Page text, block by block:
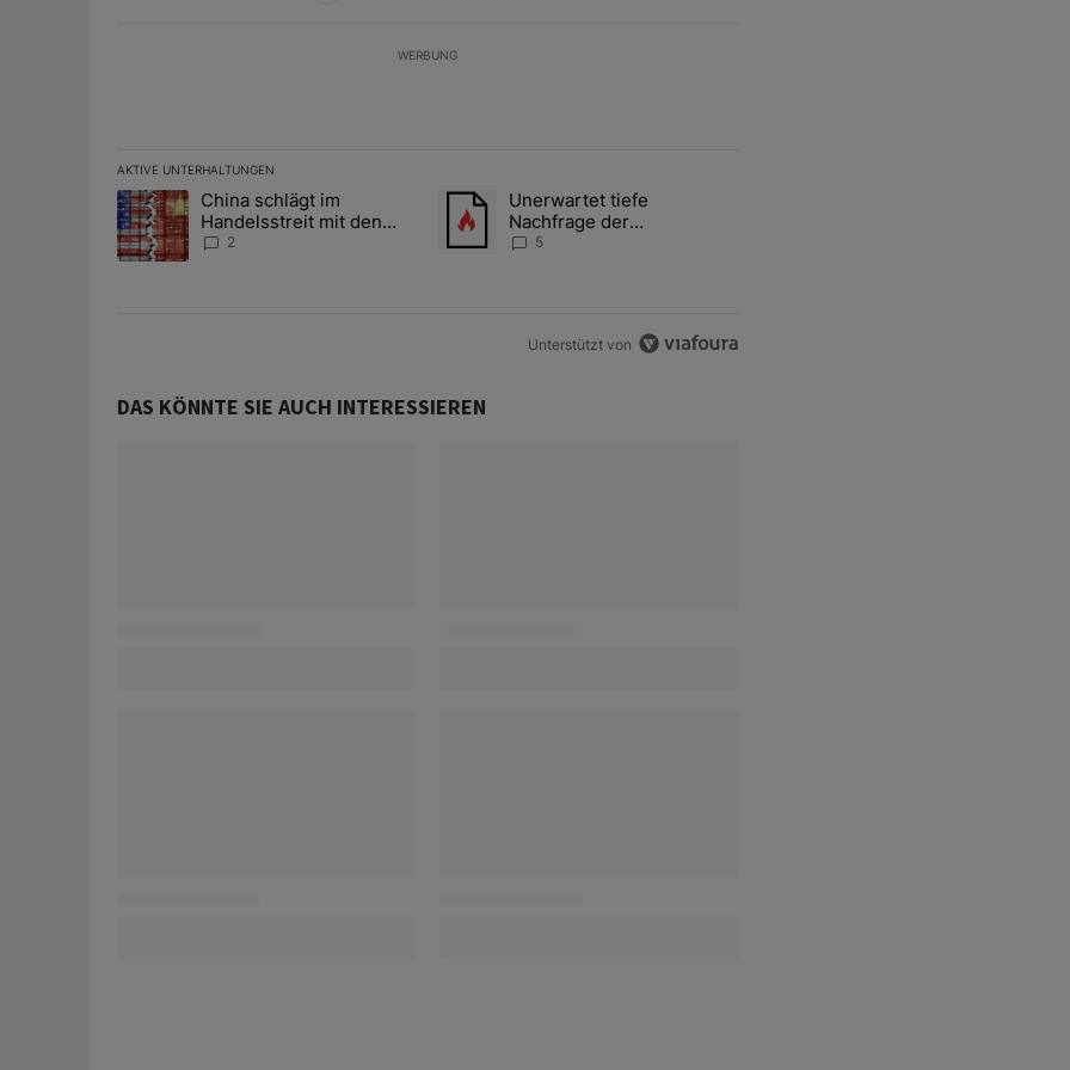
WERBUNG
AKTIVE UNTERHALTUNGEN
Das Folgende ist eine Liste der am meisten kommentierten Artikel der letzten 7 days.
Ein Trendartikel mit dem Titel "China schlägt im Handelsstreit mit den USA zurück" mit 2 kommentare.
China schlägt im
Handelsstreit mit den
USA zurück
2
Ein Trendartikel mit dem Titel "Unerwartet tiefe Nachfrage der Zentralbanken
Unerwartet tiefe
Nachfrage der
Zentralbanken könnte
5
Unterstützt von
DAS KÖNNTE SIE AUCH INTERESSIEREN